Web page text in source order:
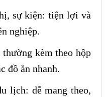
sự kiện: tiện lợi và
nghiệp.
kèm theo hộp
đồ ăn nhanh.
lịch: dễ mang theo,